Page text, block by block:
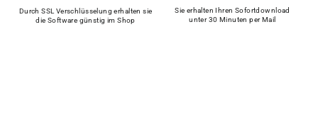
Durch SSL Verschlüsselung erhalten sie
die Software günstig im Shop
Sie erhalten Ihren Sofortdownload
unter 30 Minuten per Mail